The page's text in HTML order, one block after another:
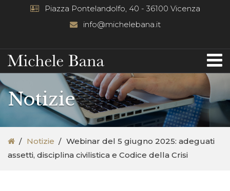
Piazza Pontelandolfo, 40 - 36100 Vicenza
info@michelebana.it
Notizie
Notizie
Webinar del 5 giugno 2025: adeguati
assetti, disciplina civilistica e Codice della Crisi